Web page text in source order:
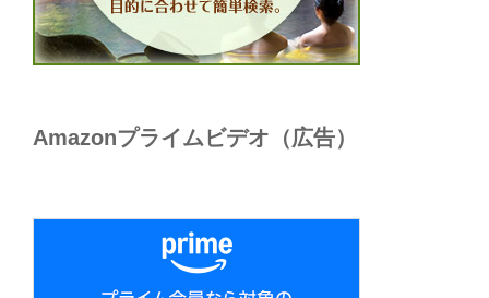
Amazonプライムビデオ（広告）